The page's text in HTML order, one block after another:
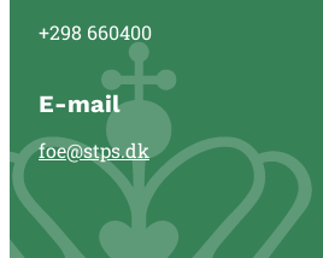
+298 660400
E-mail
foe@stps.dk